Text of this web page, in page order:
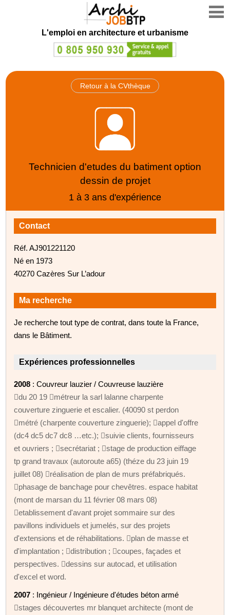
L'emploi en architecture et urbanisme
Retour à la CVthèque
Technicien d'etudes du batiment option
dessin de projet
1 à 3 ans d'expérience
Contact
Réf. AJ901221120
Né en 1973
40270 Cazères Sur L’adour
Ma recherche
Je recherche tout type de contrat, dans toute la France,
dans le Bâtiment.
Expériences professionnelles
2008 : Couvreur lauzier / Couvreuse lauzière
du 20 19 métreur la sarl lalanne charpente
couverture zinguerie et escalier. (40090 st perdon
métré (charpente couverture zinguerie); appel d'offre
(dc4 dc5 dc7 dc8 …etc.); suivie clients, fournisseurs
et ouvriers ; secrétariat ; stage de production eiffage
tp grand travaux (autoroute a65) (théze du 23 juin 19
juillet 08) réalisation de plan de murs préfabriqués.
phasage de banchage pour chevêtres. espace habitat
(mont de marsan du 11 février 08 mars 08)
etablissement d'avant projet sommaire sur des
pavillons individuels et jumelés, sur des projets
d'extensions et de réhabilitations. plan de masse et
d'implantation ; distribution ; coupes, façades et
perspectives. dessins sur autocad, et utilisation
d'excel et word.
2007 : Ingénieur / Ingénieure d'études béton armé
stages découvertes mr blanquet architecte (mont de